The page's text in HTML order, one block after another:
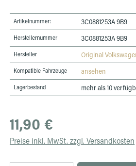
Artikelnummer: 3C0881253A 9B9
Herstellernummer 3C0881253A 9B9
Hersteller Original
Kompatible Fahrzeuge ansehen
Lagerbestand mehr als 10
Regulärer Preis:
11,90 €
Preise inkl. MwSt. zzgl. Versandkosten